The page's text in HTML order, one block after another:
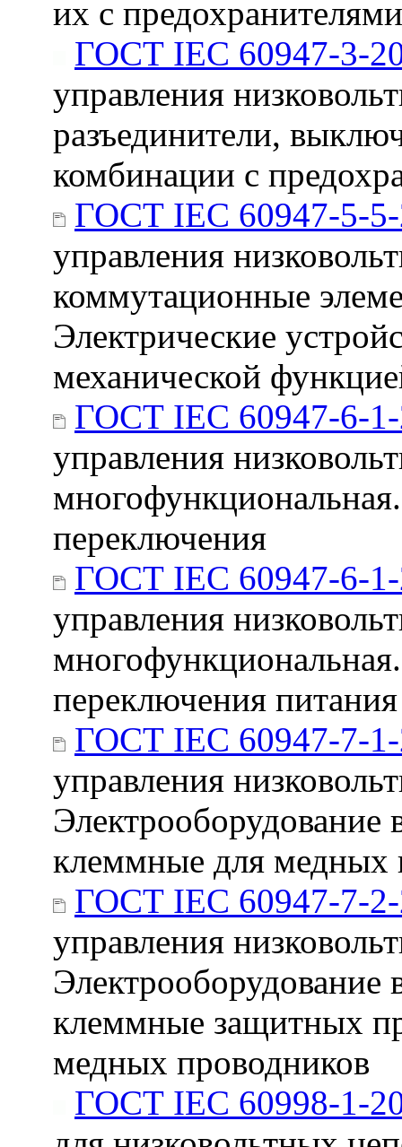
их с предохранителями
ГОСТ IEC 60947-3-
управления
разъединители,
комбинации с
ГОСТ IEC 60947-5-
управления
коммутационные
Электрические
механической
ГОСТ IEC 60947-6-
управления
переключения
ГОСТ IEC 60947-6-
управления
переключения питания
ГОСТ IEC 60947-7-
управления
Электрооборудование
клеммные для медных
ГОСТ IEC 60947-7-
управления
Электрооборудование
клеммные защитных
медных проводников
ГОСТ IEC 60998-1-